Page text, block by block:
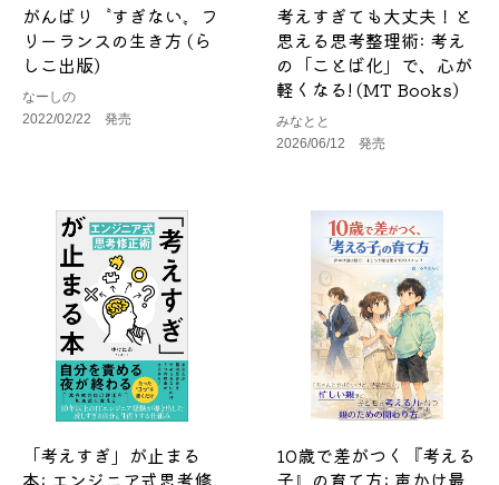
がんばり〝すぎない〟フ
リーランスの生き方 (ら
しこ出版)
なーしの
2022/02/22 発売
考えすぎても大丈夫！と
思える思考整理術: 考え
の「ことば化」で、心が
軽くなる! (MT Books)
みなとと
2026/06/12 発売
「考えすぎ」が止まる
本: エンジニア式思考修
10歳で差がつく『考える
子』の育て方: 声かけ最